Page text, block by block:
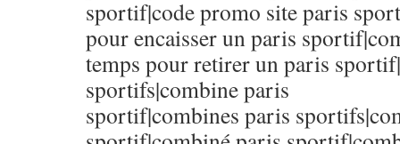
sportif|code promo site paris
pour encaisser un paris
temps pour retirer un paris
sportifs|combine paris
sportif|combines paris